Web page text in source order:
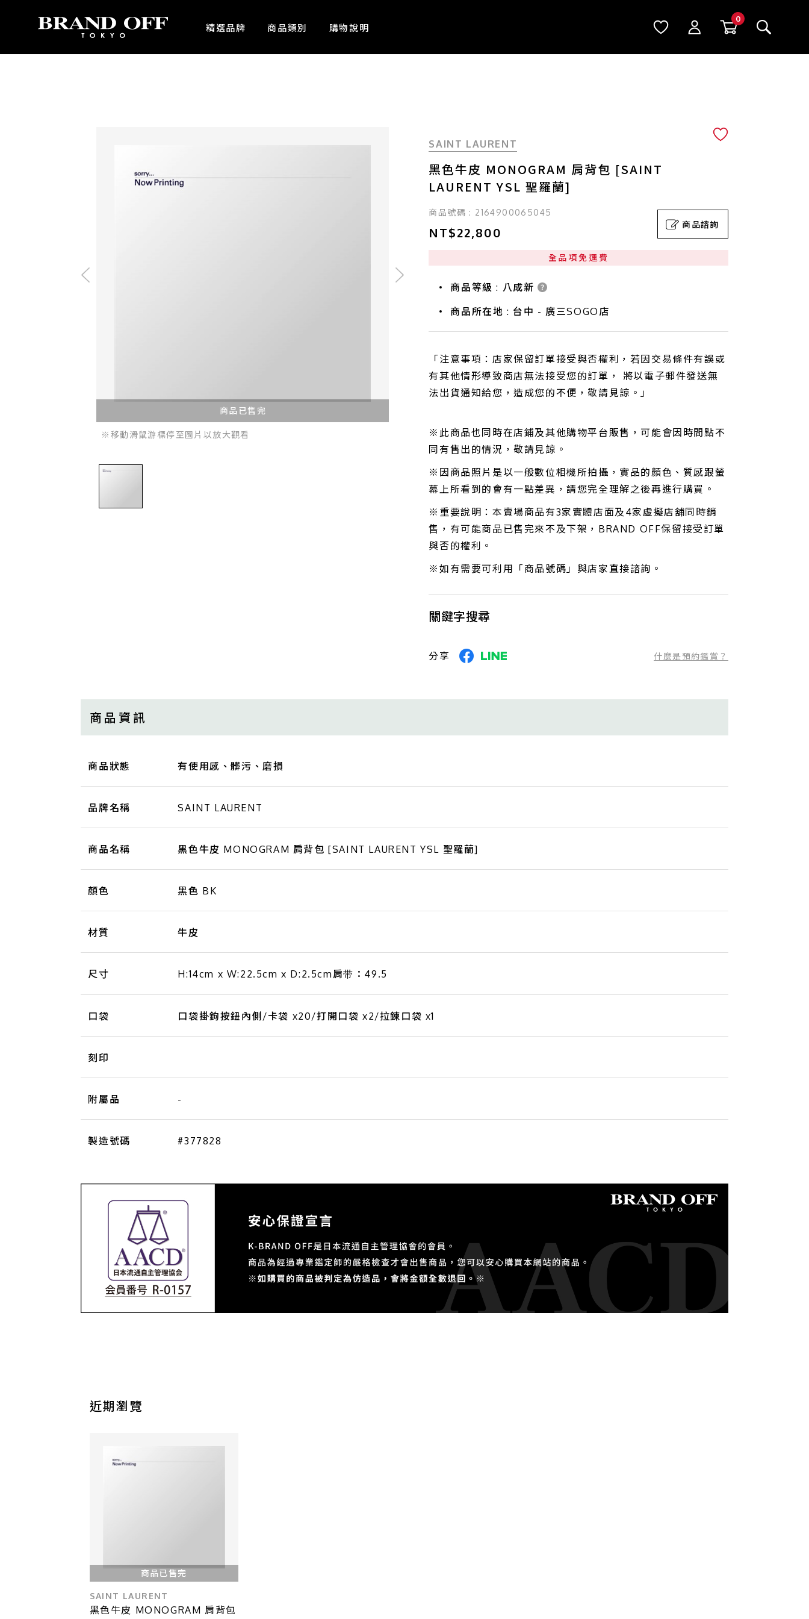
精選品牌
商品類別 購物說明
商品已售完
※移動滑鼠游標停至圖片以放大觀看
SAINT LAURENT
黑色牛皮 MONOGRAM 肩背包 [SAINT
LAURENT YSL 聖羅蘭]
商品號碼 : 2164900065045
NT$22,800
商品諮詢
全品項免運費
商品等級 : 八成新
商品所在地 : 台中 - 廣三SOGO店
「注意事項：店家保留訂單接受與否權利，若因交易條件有誤或
有其他情形導致商店無法接受您的訂單， 將以電子郵件發送無
法出貨通知給您，造成您的不便，敬請見諒。」
※此商品也同時在店鋪及其他購物平台販售，可能會因時間點不
同有售出的情況，敬請見諒。
※因商品照片是以一般數位相機所拍攝，實品的顏色、質感跟螢
幕上所看到的會有一點差異，請您完全理解之後再進行購買。
※重要說明：本賣場商品有3家實體店面及4家虛擬店舖同時銷
售，有可能商品已售完來不及下架，BRAND OFF保留接受訂單
與否的權利。
※如有需要可利用「商品號碼」與店家直接諮詢。
關鍵字搜尋
分享 什麼是預約鑑賞？
商品資訊
商品狀態 有使用感、髒污、磨損
品牌名稱 SAINT LAURENT
商品名稱 黑色牛皮 MONOGRAM 肩背包 [SAINT LAURENT YSL 聖羅蘭]
顏色 黑色 BK
材質 牛皮
尺寸 H:14cm x W:22.5cm x D:2.5cm肩带：49.5
口袋 口袋掛鉤按鈕內側/卡袋 x20/打開口袋 x2/拉鍊口袋 x1
刻印
附屬品 -
製造號碼 #377828
近期瀏覽
商品已售完
SAINT LAURENT
黑色牛皮 MONOGRAM 肩背包